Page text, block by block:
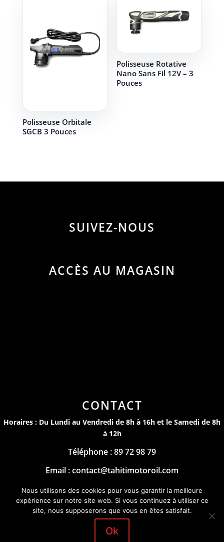
Polisseuse Orbitale
SGCB 3 Pouces
Polisseuse Rotative
Nano Sans Fil 12V – 3
Pouces
SUIVEZ-NOUS
ACCÈS AU MAGASIN
CONTACT
Horaires : Du Lundi au Vendredi de 8h à 16h et le Samedi de 8h
à 12h
Téléphone : 89 72 98 79
Email : contact@tahitimotoroil.com
Mentions Légales
by
Nous utilisons des cookies pour vous garantir la meilleure
expérience sur notre site web. Si vous continuez à utiliser ce
site, nous supposerons que vous en êtes satisfait.
Ok